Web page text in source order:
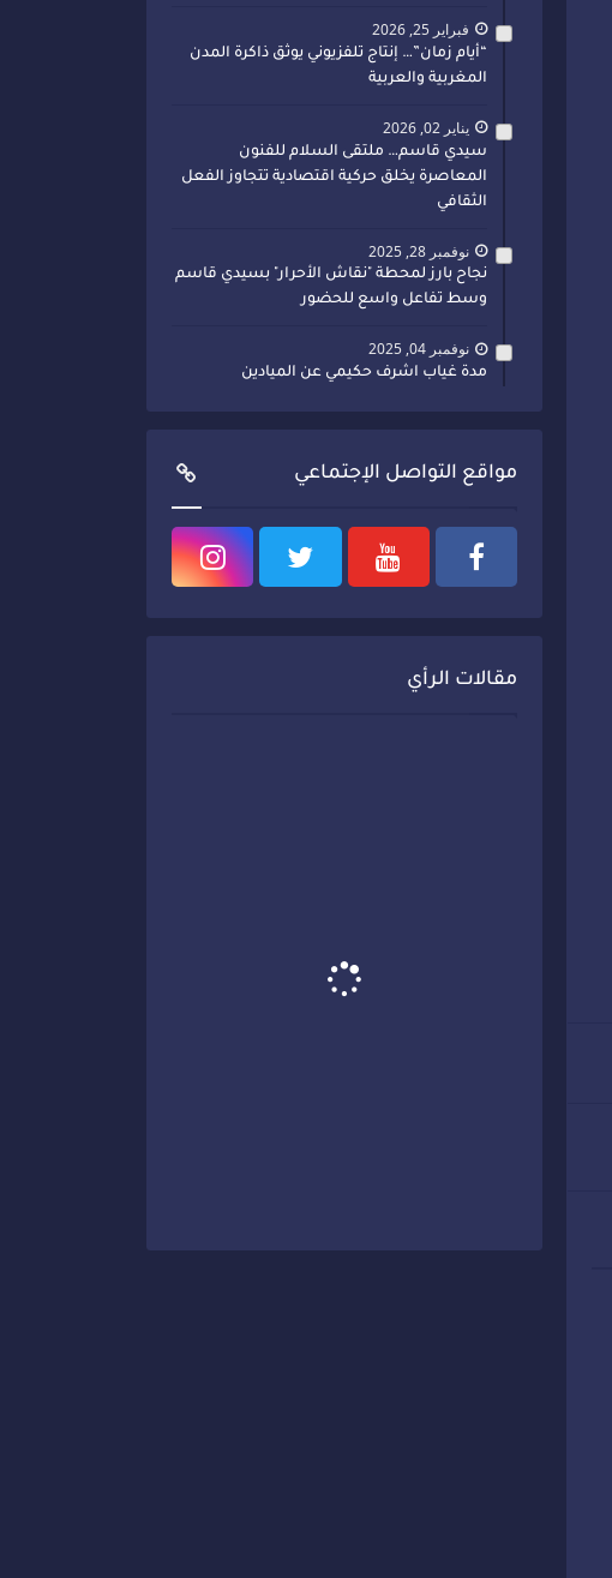
فبراير 25, 2026
“أيام زمان”… إنتاج تلفزيوني يوثق ذاكرة المدن
المغربية والعربية
يناير 02, 2026
سيدي قاسم… ملتقى السلام للفنون
المعاصرة يخلق حركية اقتصادية تتجاوز الفعل
الثقافي
نوفمبر 28, 2025
نجاح بارز لمحطة "نقاش الأحرار" بسيدي قاسم
وسط تفاعل واسع للحضور
نوفمبر 04, 2025
مدة غياب اشرف حكيمي عن الميادين
مواقع التواصل الإجتماعي
مقالات الرأي